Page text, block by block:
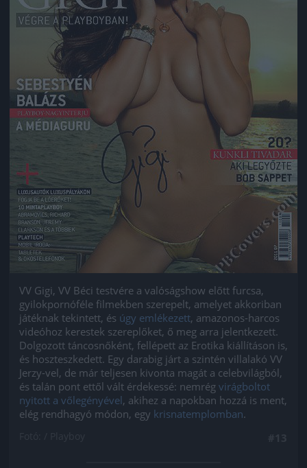
VV Gigi, VV Béci testvére a valóságshow előtt furcsa,
gyilokpornóféle filmekben szerepelt, amelyet akkoriban
játéknak tekintett, és úgy emlékezett, amazonos-harcos
videóhoz kerestek szereplőket, ő meg arra jelentkezett.
Dolgozott táncosnőként, fellépett az Erotika kiállításon is,
és hoszteszkedett. Egy darabig járt a szintén villalakó VV
Jerzy-vel, de már teljesen kivonta magát a celebvilágból,
és talán pont ettől vált érdekessé: nemrég virágboltot
nyitott a vőlegényével, akihez a napokban hozzá is ment,
elég rendhagyó módon, egy krisnatemplomban.